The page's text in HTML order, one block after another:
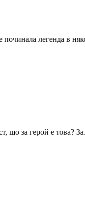
легенда в
що за герой е това?